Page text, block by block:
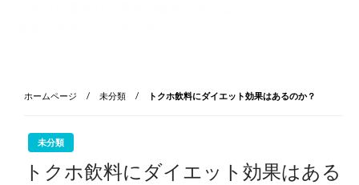
ホームページ 未分類 トクホ飲料にダイエット効果はあるのか？
未分類
トクホ飲料にダイエット効果はある